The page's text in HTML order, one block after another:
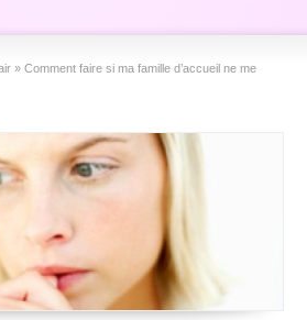
» Comment faire si ma famille d’accueil ne me